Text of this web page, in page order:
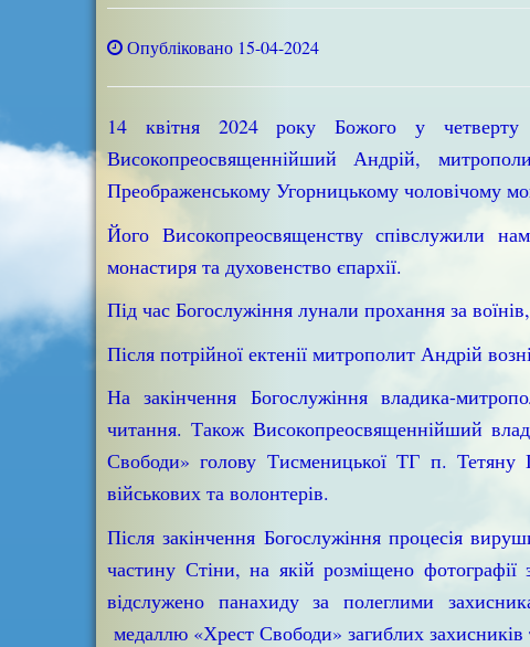
Опубліковано 15-04-2024
14 квітня 2024 року Божого у четверту
Високопреосвященнійший Андрій,
Преображенському Угорницькому чоловічому
Його Високопреосвященству співслужили
монастиря та духовенство єпархії.
Під час Богослужіння лунали прохання за
Після потрійної ектенії митрополит Андрій
На закінчення Богослужіння владика-
читання. Також Високопреосвященнійший
Свободи» голову Тисменицької ТГ п.
військових та волонтерів.
Після закінчення Богослужіння процесія
частину Стіни, на якій розміщено
відслужено панахиду за полеглими
медаллю «Хрест Свободи» загиблих